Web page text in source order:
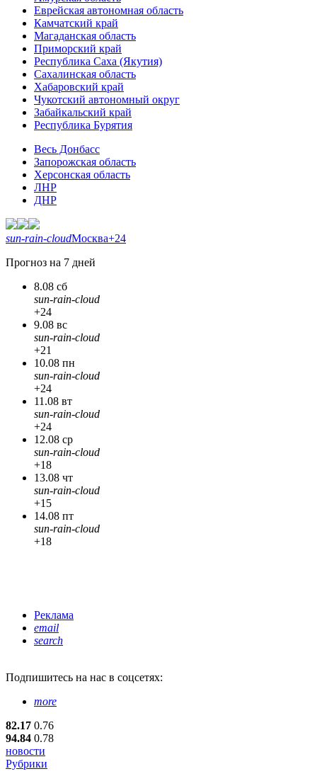
Еврейская автономная область
Камчатский край
Магаданская область
Приморский край
Республика Саха (Якутия)
Сахалинская область
Хабаровский край
Чукотский автономный округ
Забайкальский край
Республика Бурятия
Весь Донбасс
Запорожская область
Херсонская область
ЛНР
ДНР
sun-rain-cloudМосква+24
Прогноз на 7 дней
8.08 сб
sun-rain-cloud
+24
9.08 вс
sun-rain-cloud
+21
10.08 пн
sun-rain-cloud
+24
11.08 вт
sun-rain-cloud
+24
12.08 ср
sun-rain-cloud
+18
13.08 чт
sun-rain-cloud
+15
14.08 пт
sun-rain-cloud
+18
Реклама
email
search
Подпишитесь на нас в соцсетях:
more
82.17 0.76
94.84 0.78
новости
Рубрики